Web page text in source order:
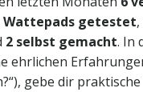
Wattepads getestet
2 selbst gemacht. In
ehrlichen
gebe dir